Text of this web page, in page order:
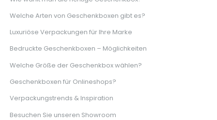
Welche Arten von Geschenkboxen gibt es?
Luxuriöse Verpackungen für Ihre Marke
Bedruckte Geschenkboxen – Möglichkeiten
Welche Größe der Geschenkbox wählen?
Geschenkboxen für Onlineshops?
Verpackungstrends & Inspiration
Besuchen Sie unseren Showroom